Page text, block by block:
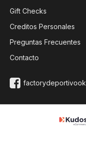
Gift Checks
Creditos Personales
Preguntas Frecuentes
Contacto
factorydeportivook